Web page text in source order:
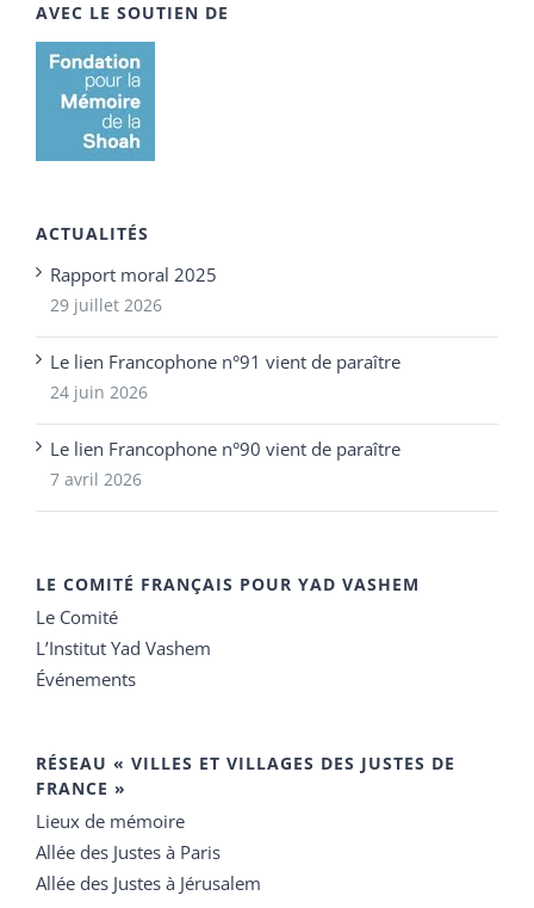
AVEC LE SOUTIEN DE
ACTUALITÉS
Rapport moral 2025
29 juillet 2026
Le lien Francophone n°91 vient de paraître
24 juin 2026
Le lien Francophone n°90 vient de paraître
7 avril 2026
LE COMITÉ FRANÇAIS POUR YAD VASHEM
Le Comité
L’Institut Yad Vashem
Événements
RÉSEAU « VILLES ET VILLAGES DES JUSTES DE
FRANCE »
Lieux de mémoire
Allée des Justes à Paris
Allée des Justes à Jérusalem